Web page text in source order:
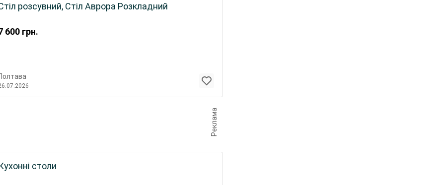
600 грн.
розсувний, Стіл Аврора Розкладний
Реклама
столи